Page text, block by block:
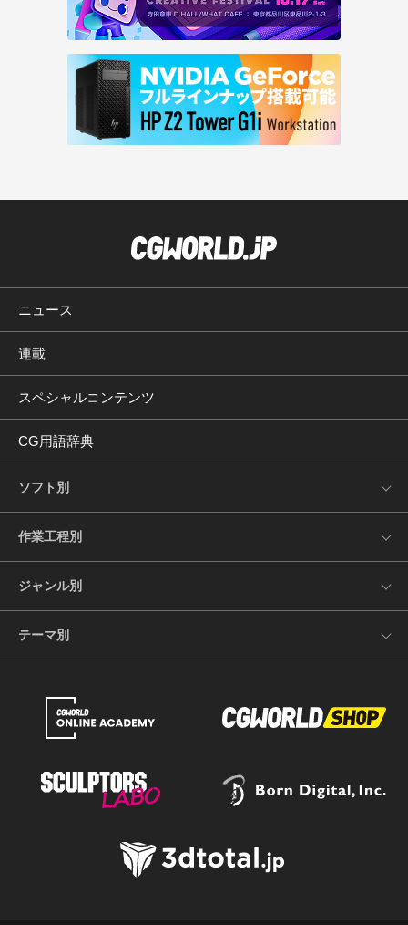
ニュース
連載
スペシャルコンテンツ
CG用語辞典
ソフト別
作業工程別
ジャンル別
テーマ別